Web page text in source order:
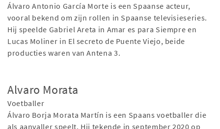
Álvaro Antonio García Morte is een Spaanse acteur,
vooral bekend om zijn rollen in Spaanse televisieseries.
Hij speelde Gabriel Areta in Amar es para Siempre en
Lucas Moliner in El secreto de Puente Viejo, beide
producties waren van Antena 3.
Alvaro Morata
Voetballer
Álvaro Borja Morata Martín is een Spaans voetballer die
als aanvaller speelt. Hij tekende in september 2020 op